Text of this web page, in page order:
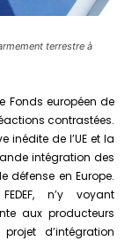
terrestre à
Fonds européen de
contrastées.
inédite de l’UE et la
intégration des
défense en Europe.
n’y voyant
aux producteurs
d’intégration